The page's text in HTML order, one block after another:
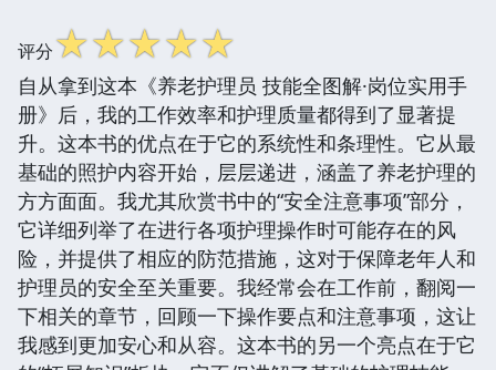
评分☆☆☆☆☆
自从拿到这本《养老护理员 技能全图解·岗位实用手
册》后，我的工作效率和护理质量都得到了显著提
升。这本书的优点在于它的系统性和条理性。它从最
基础的照护内容开始，层层递进，涵盖了养老护理的
方方面面。我尤其欣赏书中的“安全注意事项”部分，
它详细列举了在进行各项护理操作时可能存在的风
险，并提供了相应的防范措施，这对于保障老年人和
护理员的安全至关重要。我经常会在工作前，翻阅一
下相关的章节，回顾一下操作要点和注意事项，这让
我感到更加安心和从容。这本书的另一个亮点在于它